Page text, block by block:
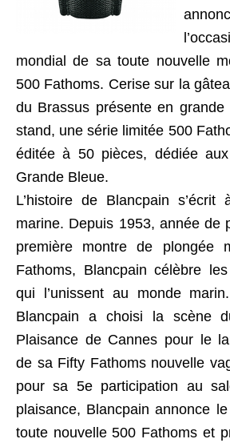
mondial de sa toute nouvelle
500 Fathoms. Cerise sur la
du Brassus présente en grande
stand, une série limitée 500
éditée à 50 pièces, dédiée
Grande Bleue.
L’histoire de Blancpain s’écrit
marine. Depuis 1953, année de
première montre de plongée
Fathoms, Blancpain célèbre
qui l’unissent au monde
Blancpain a choisi la scène
Plaisance de Cannes pour le
de sa Fifty Fathoms nouvelle
pour sa 5e participation au
plaisance, Blancpain annonce
toute nouvelle 500 Fathoms et